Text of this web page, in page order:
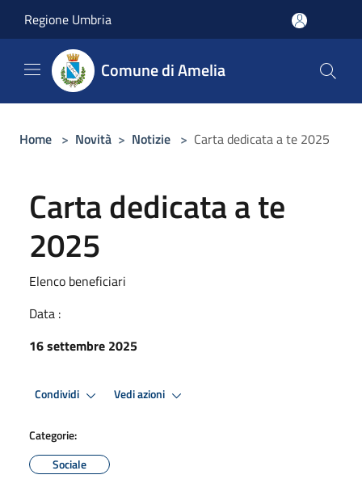
Regione Umbria
Comune di Amelia
Home > Novità > Notizie > Carta dedicata a te 2025
Carta dedicata a te
2025
Elenco beneficiari
Data :
16 settembre 2025
Condividi Vedi azioni
Categorie:
Sociale